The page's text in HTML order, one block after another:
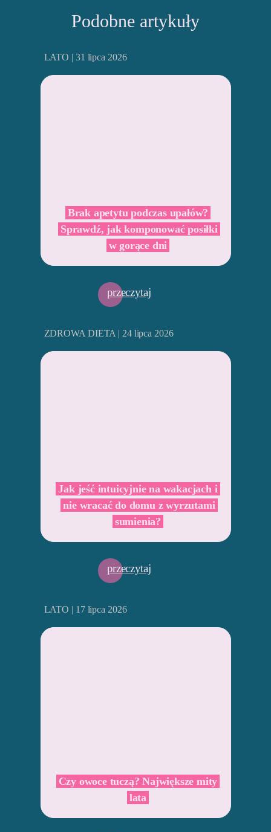
Podobne artykuły
LATO | 31 lipca 2026
Brak apetytu podczas upałów?
Sprawdź, jak komponować posiłki
w gorące dni
przeczytaj
ZDROWA DIETA | 24 lipca 2026
Jak jeść intuicyjnie na wakacjach i
nie wracać do domu z wyrzutami
sumienia?
przeczytaj
LATO | 17 lipca 2026
Czy owoce tuczą? Największe mity
lata